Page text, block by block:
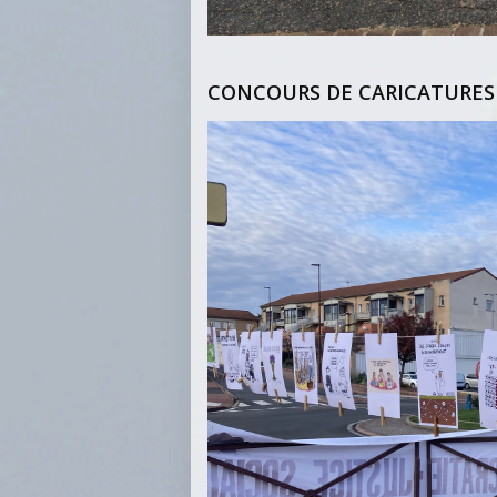
CONCOURS DE